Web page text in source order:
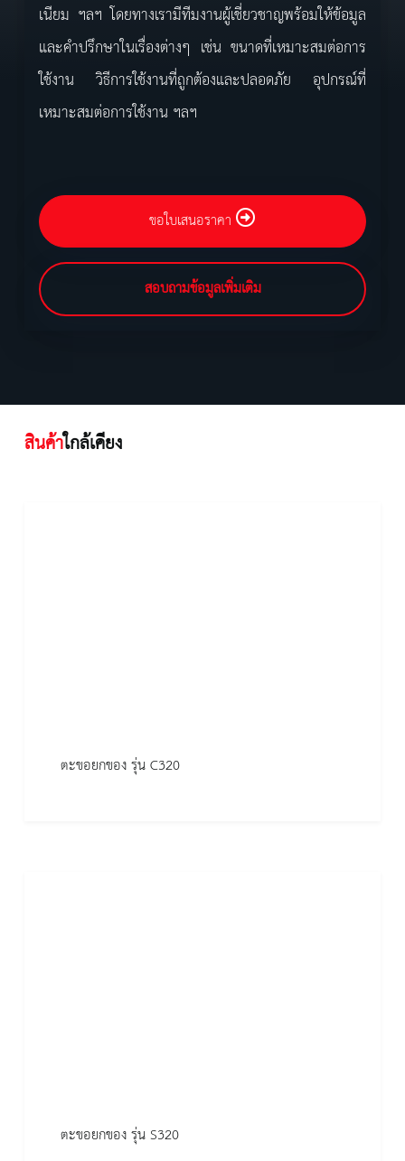
เนียม ฯลฯ โดยทางเรามีทีมงานผู้เชี่ยวชาญพร้อมให้ข้อมูล
และคำปรึกษาในเรื่องต่างๆ เช่น ขนาดที่เหมาะสมต่อการ
ใช้งาน วิธีการใช้งานที่ถูกต้องและปลอดภัย อุปกรณ์ที่
เหมาะสมต่อการใช้งาน ฯลฯ
ขอใบเสนอราคา
สอบถามข้อมูลเพิ่มเติม
สินค้าใกล้เคียง
ตะขอยกของ รุ่น C320
ตะขอยกของ รุ่น S320